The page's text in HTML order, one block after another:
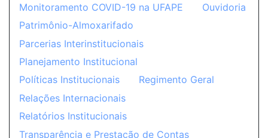
Monitoramento COVID-19 na UFAPE
Ouvidoria
Patrimônio-Almoxarifado
Parcerias Interinstitucionais
Planejamento Institucional
Políticas Institucionais
Regimento Geral
Relações Internacionais
Relatórios Institucionais
Transparência e Prestação de Contas